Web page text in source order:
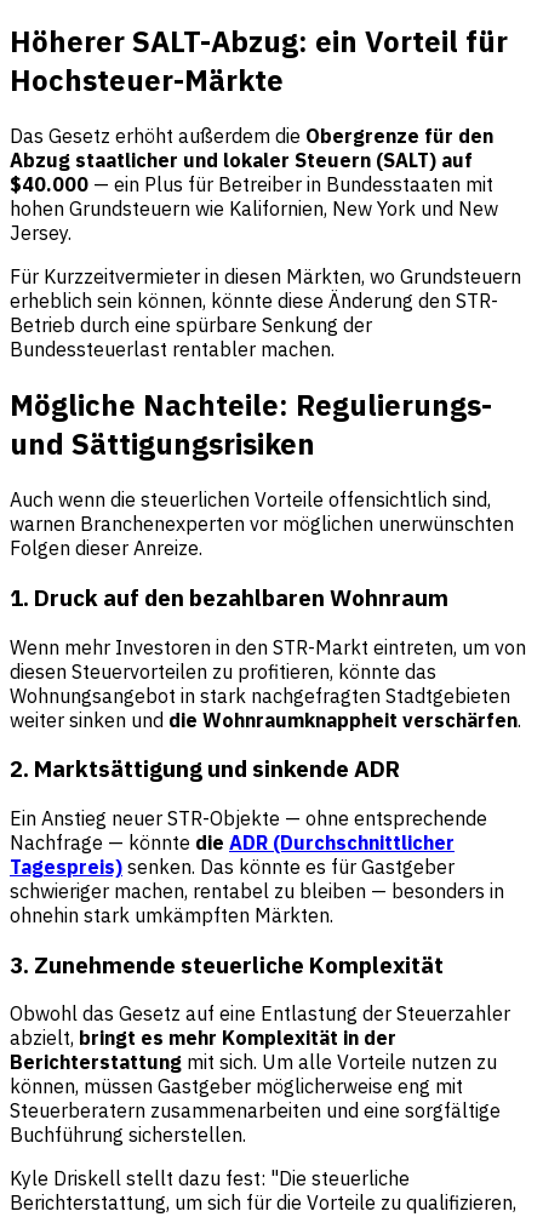
Höherer SALT-Abzug: ein Vorteil für
Hochsteuer-Märkte
Das Gesetz erhöht außerdem die Obergrenze für den
Abzug staatlicher und lokaler Steuern (SALT) auf
$40.000 — ein Plus für Betreiber in Bundesstaaten mit
hohen Grundsteuern wie Kalifornien, New York und New
Jersey.
Für Kurzzeitvermieter in diesen Märkten, wo Grundsteuern
erheblich sein können, könnte diese Änderung den STR-
Betrieb durch eine spürbare Senkung der
Bundessteuerlast rentabler machen.
Mögliche Nachteile: Regulierungs-
und Sättigungsrisiken
Auch wenn die steuerlichen Vorteile offensichtlich sind,
warnen Branchenexperten vor möglichen unerwünschten
Folgen dieser Anreize.
1. Druck auf den bezahlbaren Wohnraum
Wenn mehr Investoren in den STR-Markt eintreten, um von
diesen Steuervorteilen zu profitieren, könnte das
Wohnungsangebot in stark nachgefragten Stadtgebieten
weiter sinken und die Wohnraumknappheit verschärfen.
2. Marktsättigung und sinkende ADR
Ein Anstieg neuer STR-Objekte — ohne entsprechende
Nachfrage — könnte die ADR (Durchschnittlicher
Tagespreis) senken. Das könnte es für Gastgeber
schwieriger machen, rentabel zu bleiben — besonders in
ohnehin stark umkämpften Märkten.
3. Zunehmende steuerliche Komplexität
Obwohl das Gesetz auf eine Entlastung der Steuerzahler
abzielt, bringt es mehr Komplexität in der
Berichterstattung mit sich. Um alle Vorteile nutzen zu
können, müssen Gastgeber möglicherweise eng mit
Steuerberatern zusammenarbeiten und eine sorgfältige
Buchführung sicherstellen.
Kyle Driskell stellt dazu fest: "Die steuerliche
Berichterstattung, um sich für die Vorteile zu qualifizieren,